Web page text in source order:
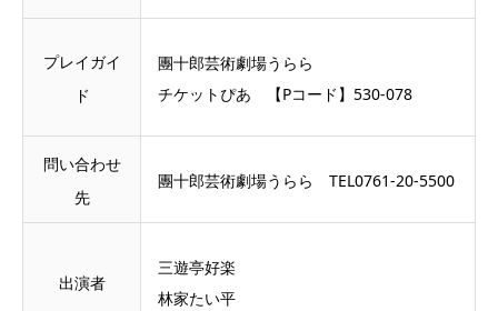
プレイガイ
ド
團十郎芸術劇場うらら
チケットぴあ 【Pコード】530-078
問い合わせ
先
團十郎芸術劇場うらら TEL0761-20-5500
出演者
三遊亭好楽
林家たい平